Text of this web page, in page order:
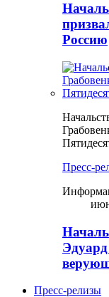
Россию
Пресс-
Пресс-релизы